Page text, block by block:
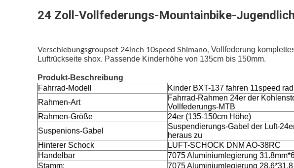
24 Zoll-Vollfederungs-Mountainbike-
Verschiebungsgroupset 24inch 10speed Shimano, Vollfederung
Luftrückseite shox. Passende Kinderhöhe von 135cm bis 150mm.
Produkt-Beschreibung
Fahrrad-Modell
Kinder BXT-137 fahren 11speed rad
Rahmen-Art
Fahrrad-Rahmen 24er der
Vollfederungs-MTB
Rahmen-Größe
24er (135-150cm Höhe)
Suspenions-Gabel
Suspendierungs-Gabel der Luft-
heraus zu
Hinterer Schock
LUFT-SCHOCK DNM AO-38RC
Handelbar
7075 Aluminiumlegierung
Stamm:
7075 Aluminiumlegierung 28.6*31.8